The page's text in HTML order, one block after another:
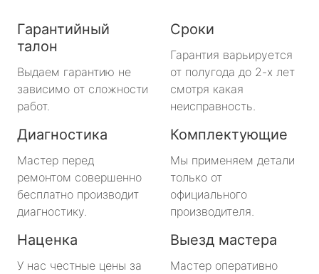
Гарантийный
талон
Выдаем гарантию не
зависимо от сложности
работ.
Сроки
Гарантия варьируется
от полугода до 2-х лет
смотря какая
неисправность.
Диагностика
Мастер перед
ремонтом совершенно
бесплатно производит
диагностику.
Комплектующие
Мы применяем детали
только от
официального
производителя.
Наценка
У нас честные цены за
Выезд мастера
Мастер оперативно